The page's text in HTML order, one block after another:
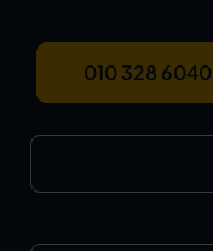
010 328 6040